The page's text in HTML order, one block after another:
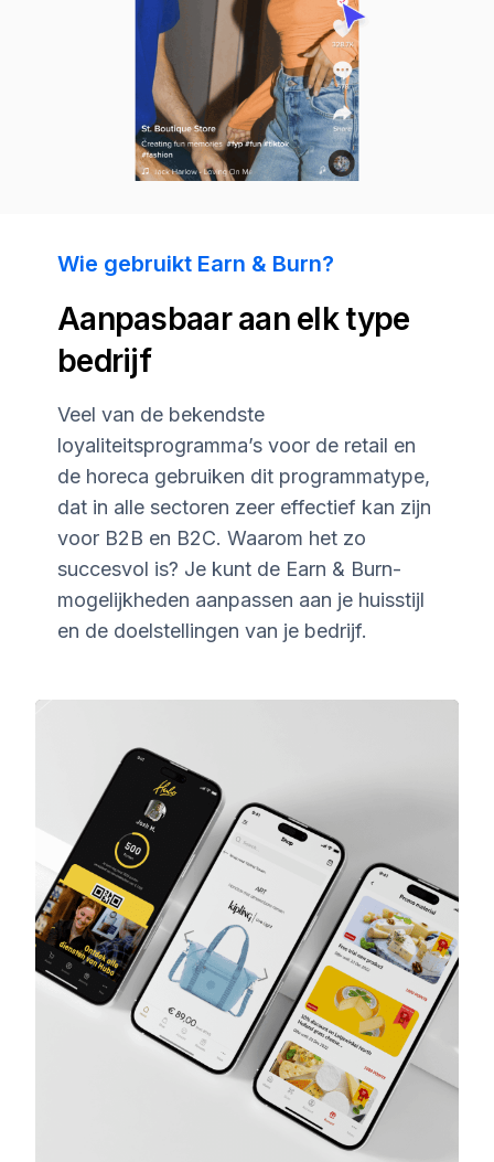
Wie gebruikt Earn & Burn?
Aanpasbaar aan elk type
bedrijf
Veel van de bekendste
loyaliteitsprogramma’s voor de retail en
de horeca gebruiken dit programmatype,
dat in alle sectoren zeer effectief kan zijn
voor B2B en B2C. Waarom het zo
succesvol is? Je kunt de Earn & Burn-
mogelijkheden aanpassen aan je huisstijl
en de doelstellingen van je bedrijf.